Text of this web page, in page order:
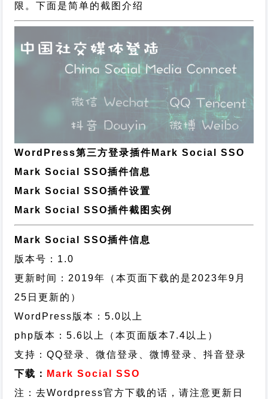
限。下面是简单的截图介绍
WordPress第三方登录插件Mark Social SSO
Mark Social SSO插件信息
Mark Social SSO插件设置
Mark Social SSO插件截图实例
Mark Social SSO插件信息
版本号：1.0
更新时间：2019年（本页面下载的是2023年9月
25日更新的）
WordPress版本：5.0以上
php版本：5.6以上（本页面版本7.4以上）
支持：QQ登录、微信登录、微博登录、抖音登录
下载：
Mark Social SSO
注：去Wordpress官方下载的话，请注意更新日